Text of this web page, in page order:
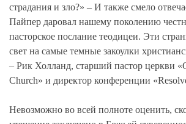
страдания и зло?» – И также смело
Пайпер даровал нашему поколению
пасторское послание теодицеи. Эти
свет на самые темные закоулки
– Рик Холланд, старший пастор церкви
Church» и директор конференции
Невозможно во всей полноте оценить,